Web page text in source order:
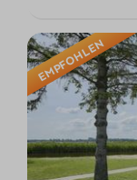
EMPFOHLEN